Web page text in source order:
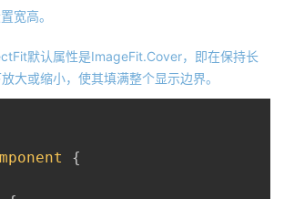
宽高。
默认属性是ImageFit.Cover，即在保持长
大或缩小，使其填满整个显示边界。
{